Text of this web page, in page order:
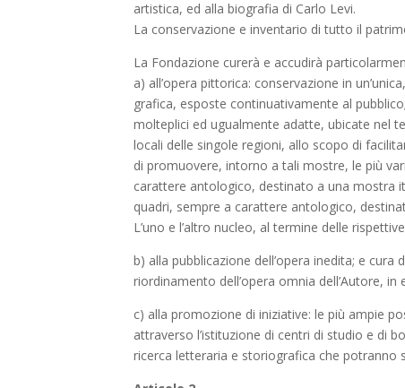
artistica, ed alla biografia di Carlo Levi.
La conservazione e inventario di tutto il
La Fondazione curerà e accudirà
a) all’opera pittorica: conservazione in
grafica, esposte continuativamente al
molteplici ed ugualmente adatte, ubicate nel
locali delle singole regioni, allo scopo di
di promuovere, intorno a tali mostre, le più
carattere antologico, destinato a una mostra
quadri, sempre a carattere antologico,
L’uno e l’altro nucleo, al termine delle
b) alla pubblicazione dell’opera inedita; e
riordinamento dell’opera omnia dell’Autore, in
c) alla promozione di iniziative: le più ampie
attraverso l’istituzione di centri di studio e di
ricerca letteraria e storiografica che potranno